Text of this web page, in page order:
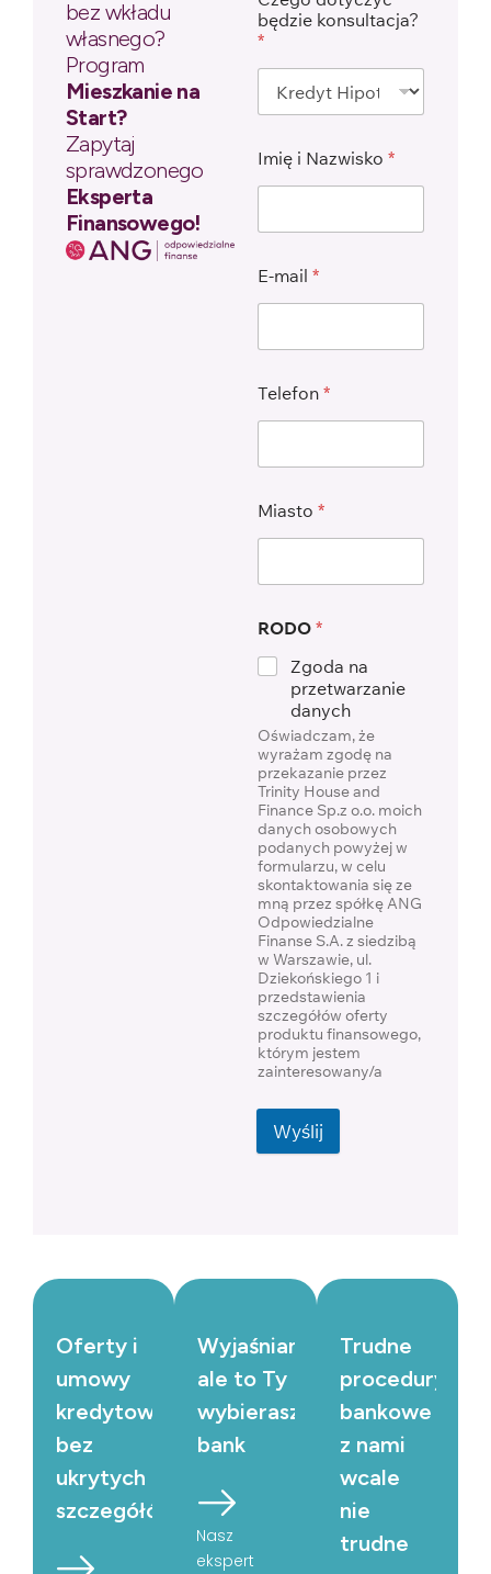
bez wkładu
własnego?
Program
Mieszkanie na
Start?
Zapytaj
sprawdzonego
Eksperta
Finansowego!
będzie konsultacja?
*
Imię i Nazwisko *
E-mail *
Telefon *
Miasto *
RODO *
Zgoda na
przetwarzanie
danych
Oświadczam, że
wyrażam zgodę na
przekazanie przez
Trinity House and
Finance Sp.z o.o. moich
danych osobowych
podanych powyżej w
formularzu, w celu
skontaktowania się ze
mną przez spółkę ANG
Odpowiedzialne
Finanse S.A. z siedzibą
w Warszawie, ul.
Dziekońskiego 1 i
przedstawienia
szczegółów oferty
produktu finansowego,
którym jestem
zainteresowany/a
Wyślij
Oferty i
umowy
kredytowe
bez
ukrytych
szczegółów
Wyjaśniamy,
ale to Ty
wybierasz
bank
Nasz
ekspert
Trudne
procedury
bankowe
z nami
wcale
nie
trudne